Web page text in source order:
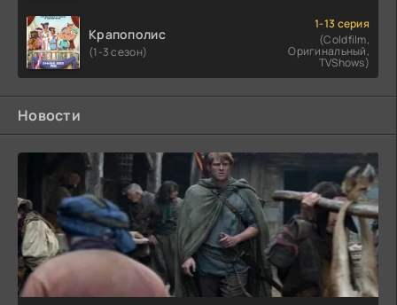
Крапополис
(1-3 сезон)
1-13 серия
(Coldfilm,
Оригинальный,
TVShows)
Новости